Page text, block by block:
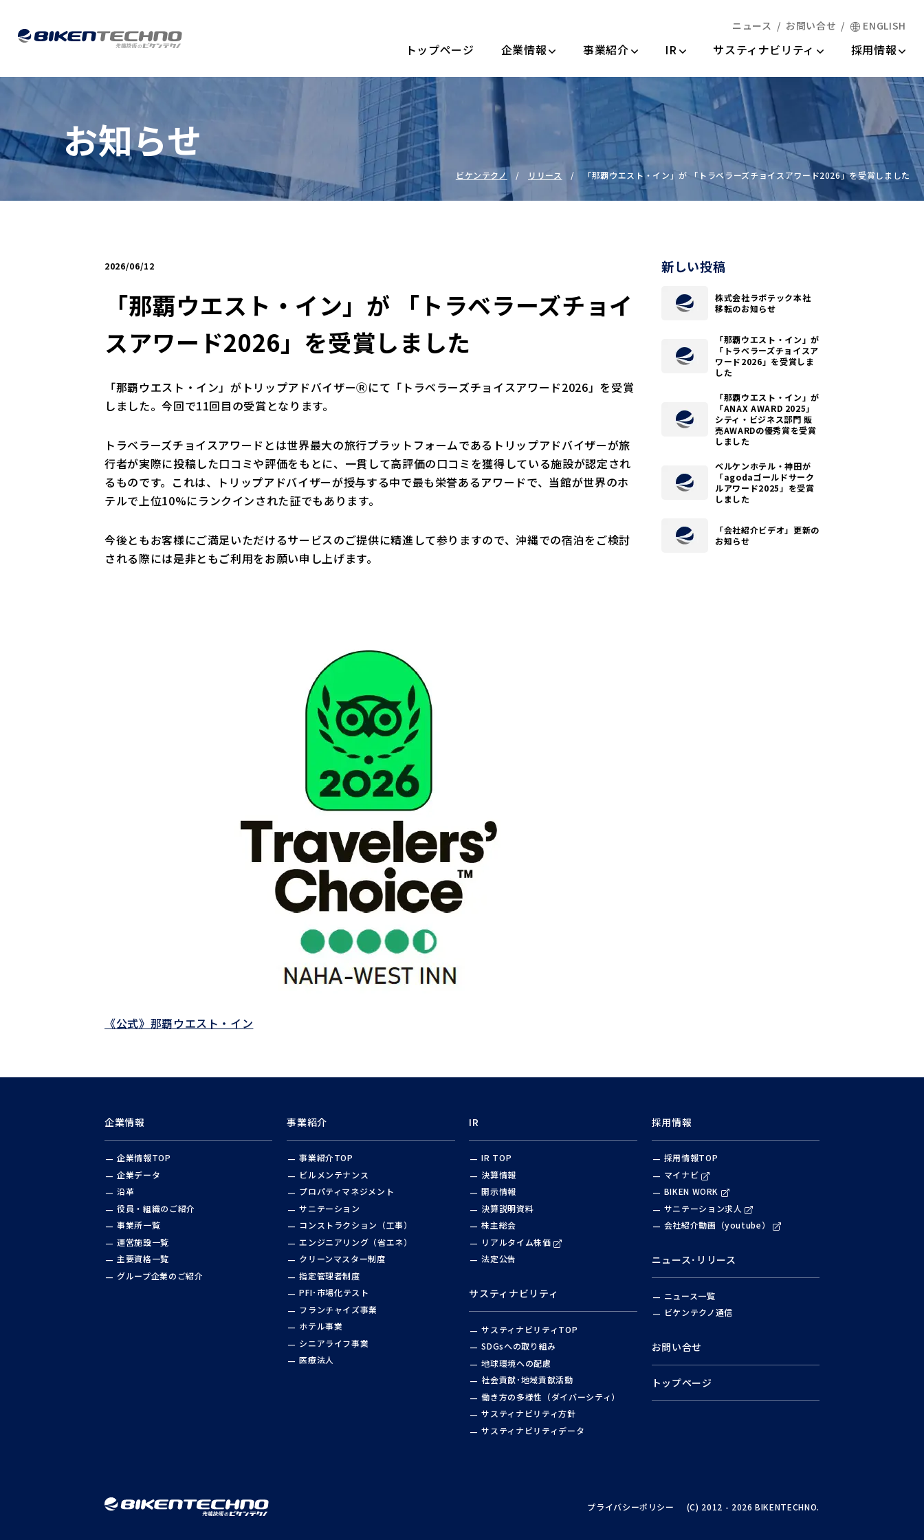
ニュース お問い合せ ENGLISH
トップページ 企業情報 事業紹介 IR情報 サスティナビリティ 採用情報
お知らせ
ビケンテクノ リリース 「那覇ウエスト・イン」が 「トラベラーズチョイスアワード2026」を受賞しました
2026/06/12
「那覇ウエスト・イン」が 「トラベラーズチョイ
スアワード2026」を受賞しました
「那覇ウエスト・イン」がトリップアドバイザーⓇにて「トラベラーズチョイスアワード2026」を受賞
しました。今回で11回目の受賞となります。
トラベラーズチョイスアワードとは世界最大の旅行プラットフォームであるトリップアドバイザーが旅
行者が実際に投稿した口コミや評価をもとに、一貫して高評価の口コミを獲得している施設が認定され
るものです。これは、トリップアドバイザーが授与する中で最も栄誉あるアワードで、当館が世界のホ
テルで上位10%にランクインされた証でもあります。
今後ともお客様にご満足いただけるサービスのご提供に精進して参りますので、沖縄での宿泊をご検討
される際には是非ともご利用をお願い申し上げます。
《公式》那覇ウエスト・イン
新しい投稿
株式会社ラボテック本社
移転のお知らせ
「那覇ウエスト・イン」が
「トラベラーズチョイスア
ワード2026」を受賞しま
した
「那覇ウエスト・イン」が
「ANAX AWARD 2025」
シティ・ビジネス部門 販
売AWARDの優秀賞を受賞
しました
ベルケンホテル・神田が
「agodaゴールドサーク
ルアワード2025」を受賞
しました
「会社紹介ビデオ」更新の
お知らせ
企業情報
企業情報TOP
企業データ
沿革
役員・組織のご紹介
事業所一覧
運営施設一覧
主要資格一覧
グループ企業のご紹介
事業紹介
事業紹介TOP
ビルメンテナンス
プロパティマネジメント
サニテーション
コンストラクション（工事）
エンジニアリング（省エネ）
クリーンマスター制度
指定管理者制度
PFI･市場化テスト
フランチャイズ事業
ホテル事業
シニアライフ事業
医療法人
IR
IR TOP
決算情報
開示情報
決算説明資料
株主総会
リアルタイム株価
法定公告
サスティナビリティ
サスティナビリティTOP
SDGsへの取り組み
地球環境への配慮
社会貢献･地域貢献活動
働き方の多様性（ダイバーシティ）
サスティナビリティ方針
サスティナビリティデータ
採用情報
採用情報TOP
マイナビ
BIKEN WORK
サニテーション求人
会社紹介動画（youtube）
ニュース･リリース
ニュース一覧
ビケンテクノ通信
お問い合せ
トップページ
プライバシーポリシー (C) 2012 - 2026 BIKENTECHNO.